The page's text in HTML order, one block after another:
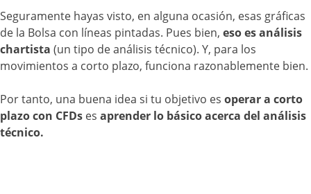
Seguramente hayas visto, en alguna ocasión, esas gráficas
de la Bolsa con líneas pintadas. Pues bien, eso es análisis
chartista (un tipo de análisis técnico). Y, para los
movimientos a corto plazo, funciona razonablemente bien.
Por tanto, una buena idea si tu objetivo es operar a corto
plazo con CFDs es aprender lo básico acerca del análisis
técnico.